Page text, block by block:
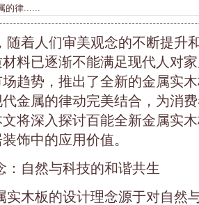
的律......
随着人们审美观念的不断提升
料已逐渐不能满足现代人对
趋势，推出了全新的金属实
金属的律动完美结合，为消
将深入探讨百能全新金属实
饰中的应用价值。
：自然与科技的和谐共生
实木板的设计理念源于对自然